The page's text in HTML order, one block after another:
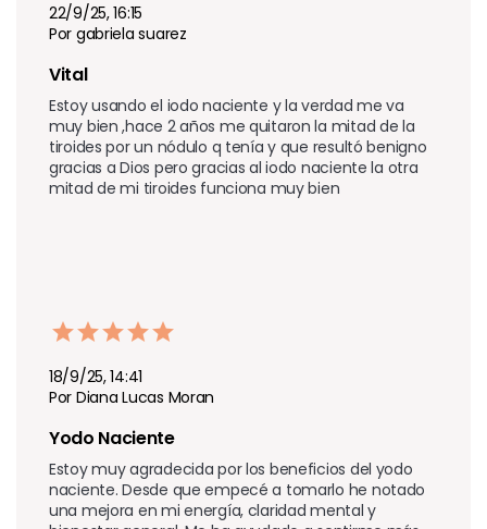
22/9/25, 16:15
Por gabriela suarez
Vital
Estoy usando el iodo naciente y la verdad me va
muy bien ,hace 2 años me quitaron la mitad de la
tiroides por un nódulo q tenía y que resultó benigno
gracias a Dios pero gracias al iodo naciente la otra
mitad de mi tiroides funciona muy bien
18/9/25, 14:41
Por Diana Lucas Moran
Yodo Naciente
Estoy muy agradecida por los beneficios del yodo
naciente. Desde que empecé a tomarlo he notado
una mejora en mi energía, claridad mental y